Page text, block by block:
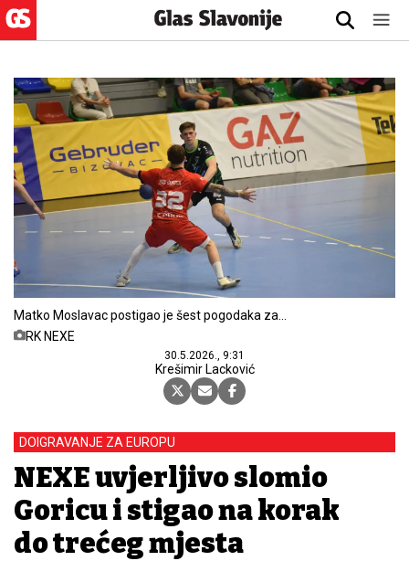
Matko Moslavac postigao je šest pogodaka za
NEXE u petak protiv Gorice
RK NEXE
30.5.2026., 9:31
Krešimir Lacković
DOIGRAVANJE ZA EUROPU
NEXE uvjerljivo slomio
Goricu i stigao na korak
do trećeg mjesta